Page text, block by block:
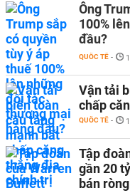
Ông
100%
đầu?
QUỐC TẾ -
Vận tải
chấp
QUỐC TẾ -
Tập
gần 20
bán